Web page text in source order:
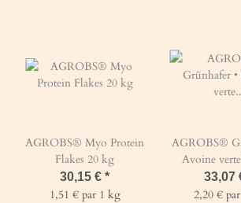
AGROBS® Myo Protein
Flakes 20 kg
30,15 € *
1,51 € par 1 kg
AGROBS®
Avoine
Ballot de
33,07
2,20 €